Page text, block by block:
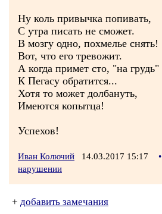
Ну коль привычка попивать,
С утра писать не сможет.
В мозгу одно, похмелье снять!
Вот, что его тревожит.
А когда примет сто, "на грудь"
К Пегасу обратится...
Хотя то может долбануть,
Имеются копытца!
Успехов!
Иван Колючий 14.03.2017 15:17 •
нарушении
+ добавить замечания